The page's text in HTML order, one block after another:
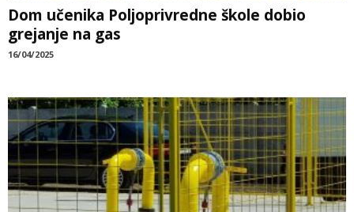
Dom učenika Poljoprivredne škole dobio
grejanje na gas
16/04/2025